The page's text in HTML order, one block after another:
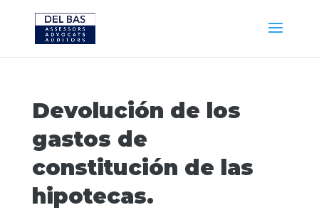
Devolución de los
gastos de
constitución de las
hipotecas.